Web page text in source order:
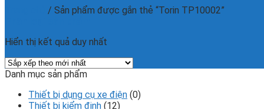
/ Sản phẩm được gắn thẻ “Torin TP10002”
Hiển thị kết quả duy nhất
Danh mục sản phẩm
Thiết bị dụng cụ xe điện (0)
Thiết bị kiểm định (12)